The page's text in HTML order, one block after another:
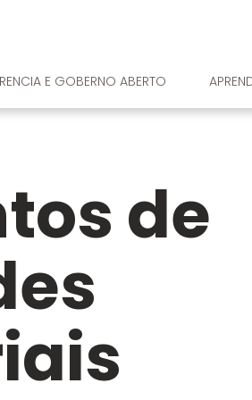
E GOBERNO ABERTO
de